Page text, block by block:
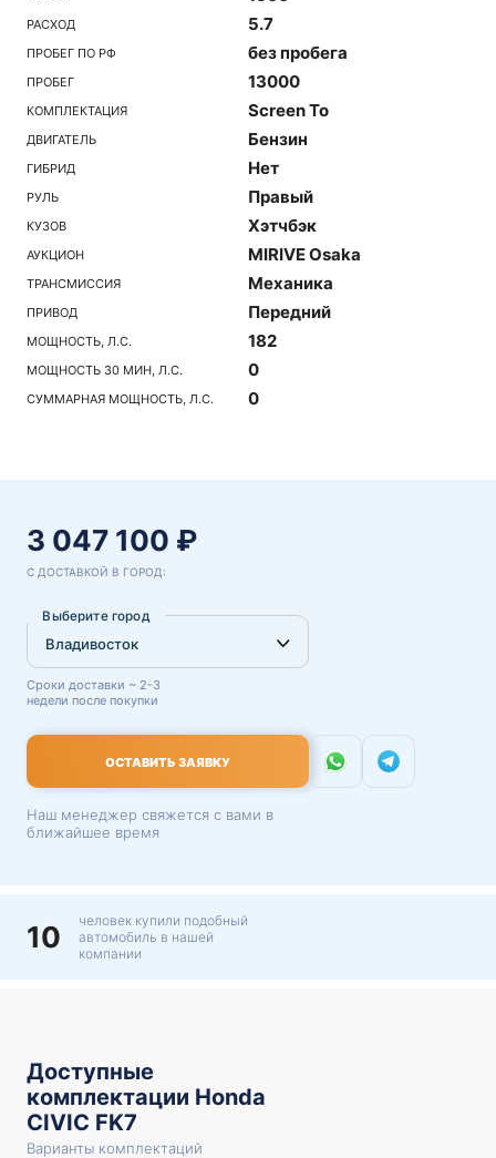
РАСХОД 5.7
ПРОБЕГ ПО РФ без пробега
ПРОБЕГ 13000
КОМПЛЕКТАЦИЯ Screen To
ДВИГАТЕЛЬ Бензин
ГИБРИД Нет
РУЛЬ Правый
КУЗОВ Хэтчбэк
АУКЦИОН MIRIVE Osaka
ТРАНСМИССИЯ Механика
ПРИВОД Передний
МОЩНОСТЬ, Л.С. 182
МОЩНОСТЬ 30 МИН, Л.С. 0
СУММАРНАЯ МОЩНОСТЬ, Л.С. 0
3 047 100 ₽
С ДОСТАВКОЙ В ГОРОД:
Выберите город
Сроки доставки ~ 2-3
недели после покупки
ОСТАВИТЬ ЗАЯВКУ
Наш менеджер свяжется с вами в
ближайшее время
10
человек купили подобный
автомобиль в нашей
компании
Доступные
комплектации Honda
CIVIC FK7
Варианты комплектаций